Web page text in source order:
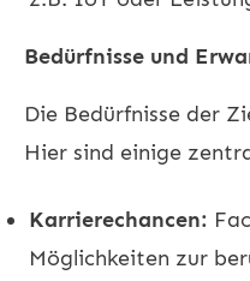
Bedürfnisse und
Die Bedürfnisse der
Hier sind einige
Karrierechancen:
Möglichkeiten zur